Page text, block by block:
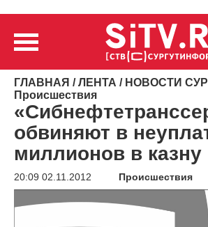
ГЛАВНАЯ /ЛЕНТА / НОВОСТИ
Происшествия
обвиняют в
миллионов в казну
20:09 02.11.2012 Происшествия